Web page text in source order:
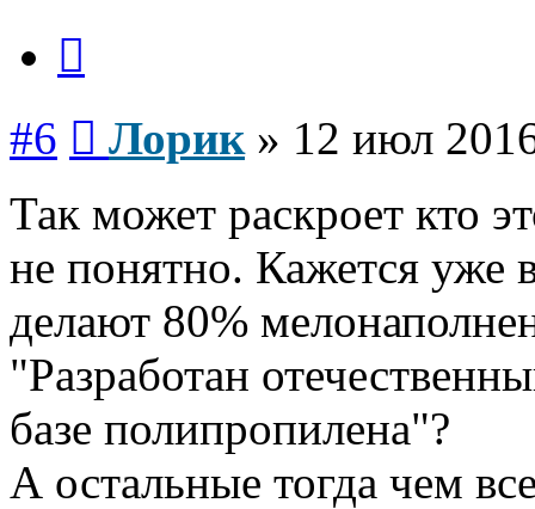
#6 Лорик » 12 июл
Так может раскроет кто
не понятно. Кажется уже
делают 80%
"Разработан
базе полипропилена"?
А остальные тогда чем